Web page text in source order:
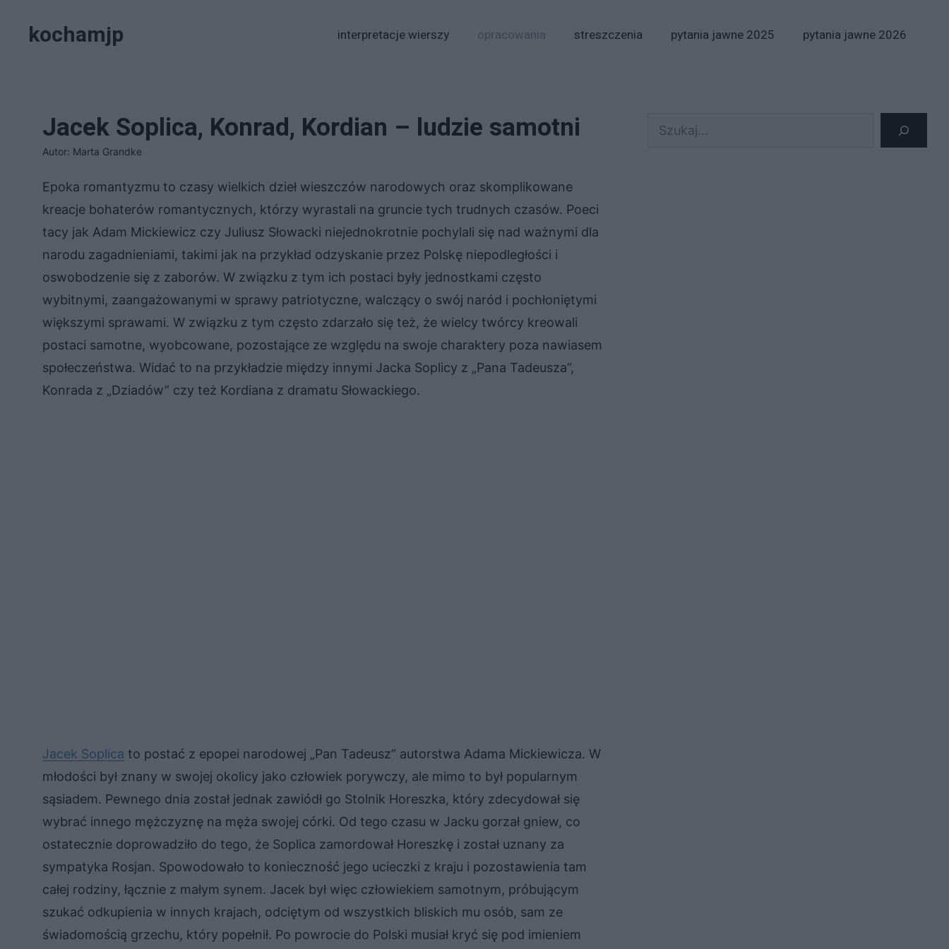
kochamjp interpretacje wierszy opracowania streszczenia pytania jawne 2025 pytania jawne 2026
Jacek Soplica, Konrad, Kordian – ludzie samotni
Autor: Marta Grandke
Epoka romantyzmu to czasy wielkich dzieł wieszczów narodowych oraz skomplikowane
kreacje bohaterów romantycznych, którzy wyrastali na gruncie tych trudnych czasów. Poeci
tacy jak Adam Mickiewicz czy Juliusz Słowacki niejednokrotnie pochylali się nad ważnymi dla
narodu zagadnieniami, takimi jak na przykład odzyskanie przez Polskę niepodległości i
oswobodzenie się z zaborów. W związku z tym ich postaci były jednostkami często
wybitnymi, zaangażowanymi w sprawy patriotyczne, walczący o swój naród i pochłoniętymi
większymi sprawami. W związku z tym często zdarzało się też, że wielcy twórcy kreowali
postaci samotne, wyobcowane, pozostające ze względu na swoje charaktery poza nawiasem
społeczeństwa. Widać to na przykładzie między innymi Jacka Soplicy z „Pana Tadeusza”,
Konrada z „Dziadów” czy też Kordiana z dramatu Słowackiego.
Jacek Soplica to postać z epopei narodowej „Pan Tadeusz” autorstwa Adama Mickiewicza. W
młodości był znany w swojej okolicy jako człowiek porywczy, ale mimo to był popularnym
sąsiadem. Pewnego dnia został jednak zawiódł go Stolnik Horeszka, który zdecydował się
wybrać innego mężczyznę na męża swojej córki. Od tego czasu w Jacku gorzał gniew, co
ostatecznie doprowadziło do tego, że Soplica zamordował Horeszkę i został uznany za
sympatyka Rosjan. Spowodowało to konieczność jego ucieczki z kraju i pozostawienia tam
całej rodziny, łącznie z małym synem. Jacek był więc człowiekiem samotnym, próbującym
szukać odkupienia w innych krajach, odciętym od wszystkich bliskich mu osób, sam ze
świadomością grzechu, który popełnił. Po powrocie do Polski musiał kryć się pod imieniem
Szukaj